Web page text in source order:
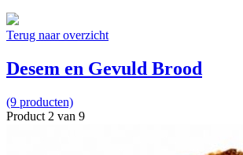
Terug naar overzicht
Desem en Gevuld Brood
(9 producten)
Product 2 van 9